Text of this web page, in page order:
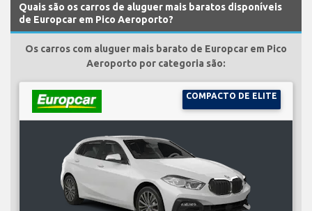
Quais são os carros de aluguer mais baratos disponíveis
de Europcar em Pico Aeroporto?
Os carros com aluguer mais barato de Europcar em Pico
Aeroporto por categoria são:
COMPACTO DE ELITE